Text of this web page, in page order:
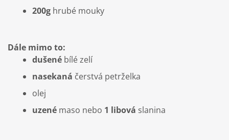
200g hrubé mouky
Dále mimo to:
dušené bílé zelí
nasekaná čerstvá petrželka
olej
uzené maso nebo 1 libová slanina